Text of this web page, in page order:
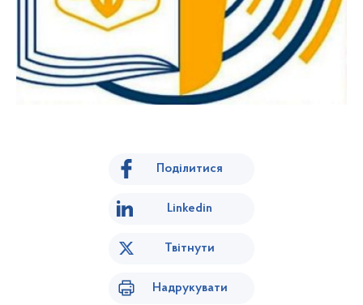
Поділитися
Linkedin
Твітнути
Надрукувати